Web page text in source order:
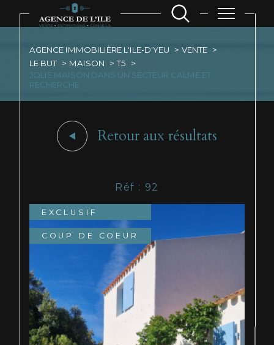
AGENCE IMMOBILIÈRE L'ILE-D'YEU
VENTE
LE BUT
MAISON
T5
JOLIE MAISON DANS UN SECTEUR CALME ET
RECHERCHE
Retour aux résultats
Réf : 92
EXCLUSIF
COUP DE COEUR